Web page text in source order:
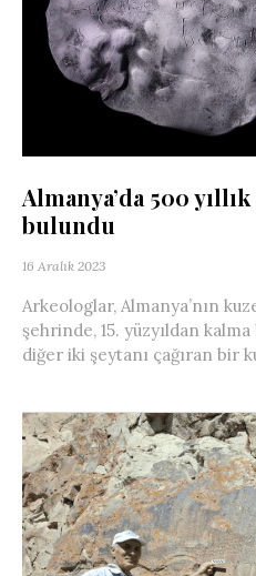
Almanya’da 500
bulundu
16 Aralık 2023
Arkeologlar, Almanya’nın
şehrinde, 15. yüzyıldan
diğer iki şeytanı çağıran bir